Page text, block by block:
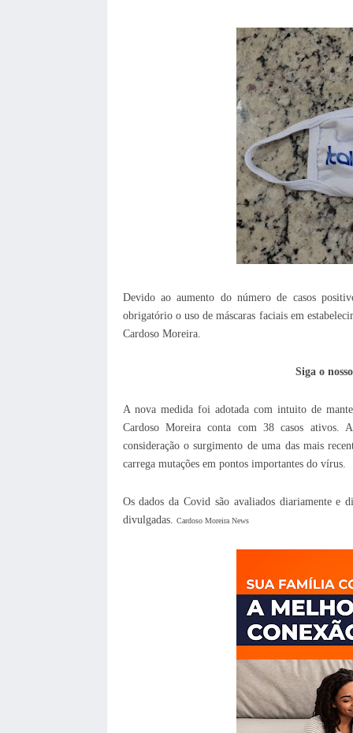
Devido ao aumento do número de casos
obrigatório o uso de máscaras faciais em
Cardoso Moreira.
Siga o
A nova medida foi adotada com intuito de
Cardoso Moreira conta com 38 casos ativos.
consideração o surgimento de uma das mais
carrega mutações em pontos importantes do vírus.
Os dados da Covid são avaliados diariamente e
divulgadas.
Cardoso Moreira News